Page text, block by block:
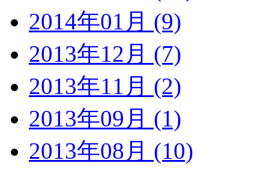
2014年01月 (9)
2013年12月 (7)
2013年11月 (2)
2013年09月 (1)
2013年08月 (10)